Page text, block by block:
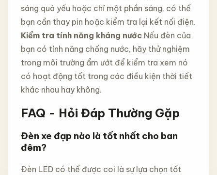
sáng quá yếu hoặc chỉ một phần sáng, có thể
bạn cần thay pin hoặc kiểm tra lại kết nối điện.
Kiểm tra tính năng kháng nướcNếu đèn của
bạn có tính năng chống nước, hãy thử nghiệm
trong môi trường ẩm ướt để kiểm tra xem nó
có hoạt động tốt trong các điều kiện thời tiết
khác nhau hay không.
FAQ - Hỏi Đáp Thường Gặp
Đèn xe đạp nào là tốt nhất cho ban
đêm?
Đèn LED có thể được coi là sự lựa chọn tốt